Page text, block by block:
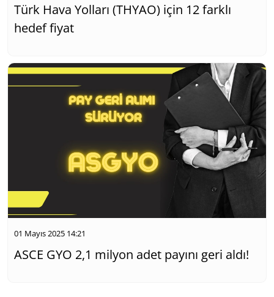
Türk Hava Yolları (THYAO) için 12 farklı
hedef fiyat
01 Mayıs 2025 14:21
ASCE GYO 2,1 milyon adet payını geri aldı!